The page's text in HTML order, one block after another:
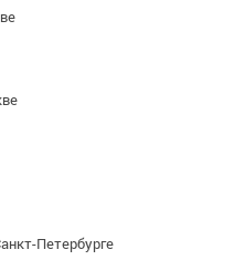
Петербурге